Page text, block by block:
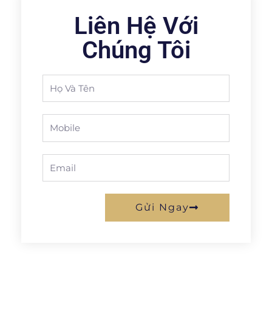
Liên Hệ Với
Chúng Tôi
Name
Gửi Ngay